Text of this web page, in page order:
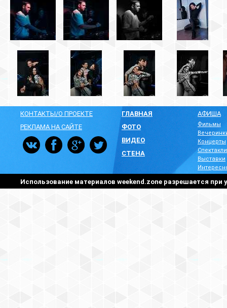
КОНТАКТЫ/О ПРОЕКТЕ
РЕКЛАМА НА САЙТЕ
ГЛАВНАЯ
ФОТО
ВИДЕО
СТЕНА
АФИША
Фильмы
Концерты
Спектакли
Выставки
Использование материалов weekend.zone разрешается